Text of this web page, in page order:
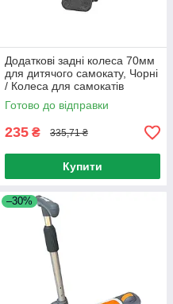
Додаткові задні колеса 70мм
для дитячого самокату, Чорні
/ Колеса для самокатів
Готово до відправки
235 ₴ 335,71 ₴
Купити
–30%